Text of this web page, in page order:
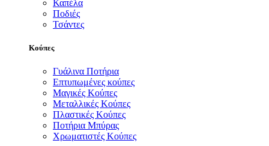
Καπέλα
Ποδιές
Τσάντες
Κούπες
Γυάλινα Ποτήρια
Επτυπωμένες κούπες
Μαγικές Κούπες
Μεταλλικές Κούπες
Πλαστικές Κούπες
Ποτήρια Μπύρας
Χρωματιστές Κούπες